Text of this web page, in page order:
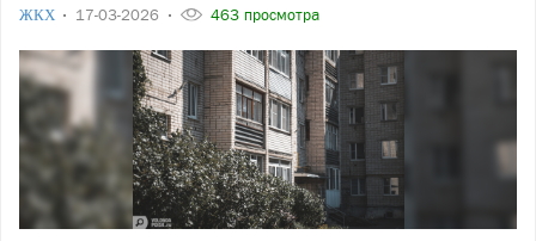
ЖКХ 17-03-2026 463 просмотра